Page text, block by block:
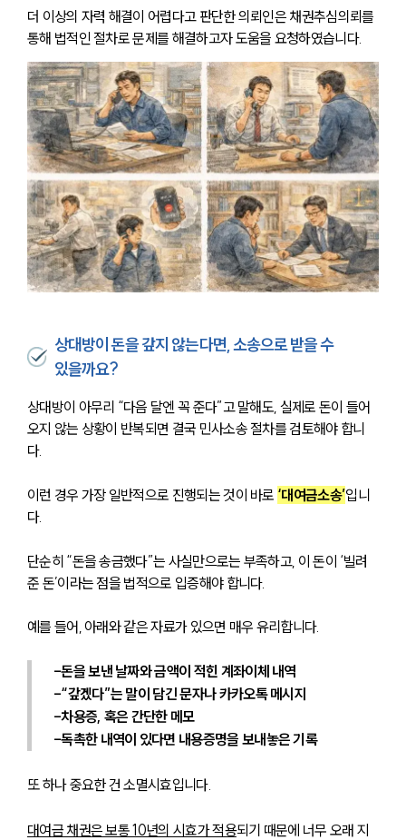
더 이상의 자력 해결이 어렵다고 판단한 의뢰인은 채권추심의뢰를
통해 법적인 절차로 문제를 해결하고자 도움을 요청하였습니다.
상대방이 돈을 갚지 않는다면, 소송으로 받을 수
있을까요?
상대방이 아무리 “다음 달엔 꼭 준다”고 말해도, 실제로 돈이 들어
오지 않는 상황이 반복되면 결국 민사소송 절차를 검토해야 합니
다.
이런 경우 가장 일반적으로 진행되는 것이 바로 ‘대여금소송’입니
다.
단순히 “돈을 송금했다”는 사실만으로는 부족하고, 이 돈이 ‘빌려
준 돈’이라는 점을 법적으로 입증해야 합니다.
예를 들어, 아래와 같은 자료가 있으면 매우 유리합니다.
-돈을 보낸 날짜와 금액이 적힌 계좌이체 내역
-“갚겠다”는 말이 담긴 문자나 카카오톡 메시지
-차용증, 혹은 간단한 메모
-독촉한 내역이 있다면 내용증명을 보내놓은 기록
또 하나 중요한 건 소멸시효입니다.
대여금 채권은 보통 10년의 시효가 적용되기 때문에 너무 오래 지